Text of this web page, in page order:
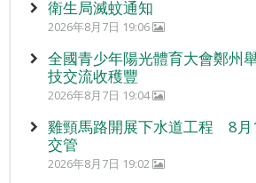
衛生局滅蚊通知
2026年8月7日 19:06
全國青少年陽光體育大會鄭州
技交流收穫豐
2026年8月7日 19:04
雞頸馬路開展下水道工程 8月
交管
2026年8月7日 19:02